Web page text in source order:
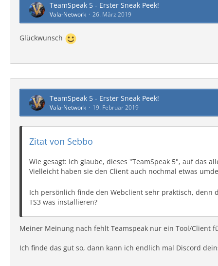
TeamSpeak 5 - Erster Sneak Peek!
Vala-Network 26. März 2019
Glückwunsch
TeamSpeak 5 - Erster Sneak Peek!
Vala-Network 19. Februar 2019
Zitat von Sebbo
Wie gesagt: Ich glaube, dieses "TeamSpeak 5", auf das
Vielleicht haben sie den Client auch nochmal etwas
Ich persönlich finde den Webclient sehr praktisch,
TS3 was installieren?
Meiner Meinung nach fehlt Teamspeak nur ein Tool/Client
Ich finde das gut so, dann kann ich endlich mal Discord